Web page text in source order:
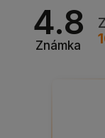
4.8
Známka